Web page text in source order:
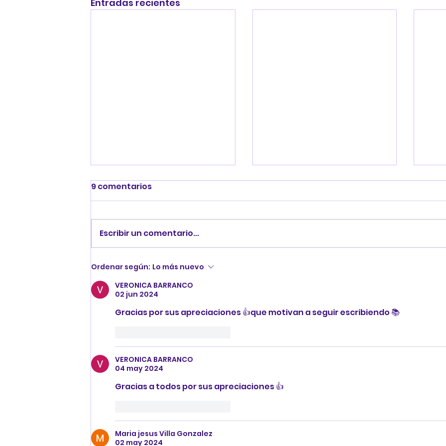
Entradas recientes
EXPLORANDO
9 comentarios
Escribir un comentario...
Ordenar según: Lo más nuevo
VERONICA BARRANCO
02 jun 2024
Gracias por sus apreciaciones 👍que motivan a seguir escribiendo 📚
VERONICA BARRANCO
04 may 2024
Gracias a todos por sus apreciaciones 👍
Maria jesus Villa Gonzalez
02 may 2024